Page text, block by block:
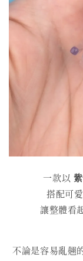
一款以
搭配可
讓整體看
不論是容易亂翹